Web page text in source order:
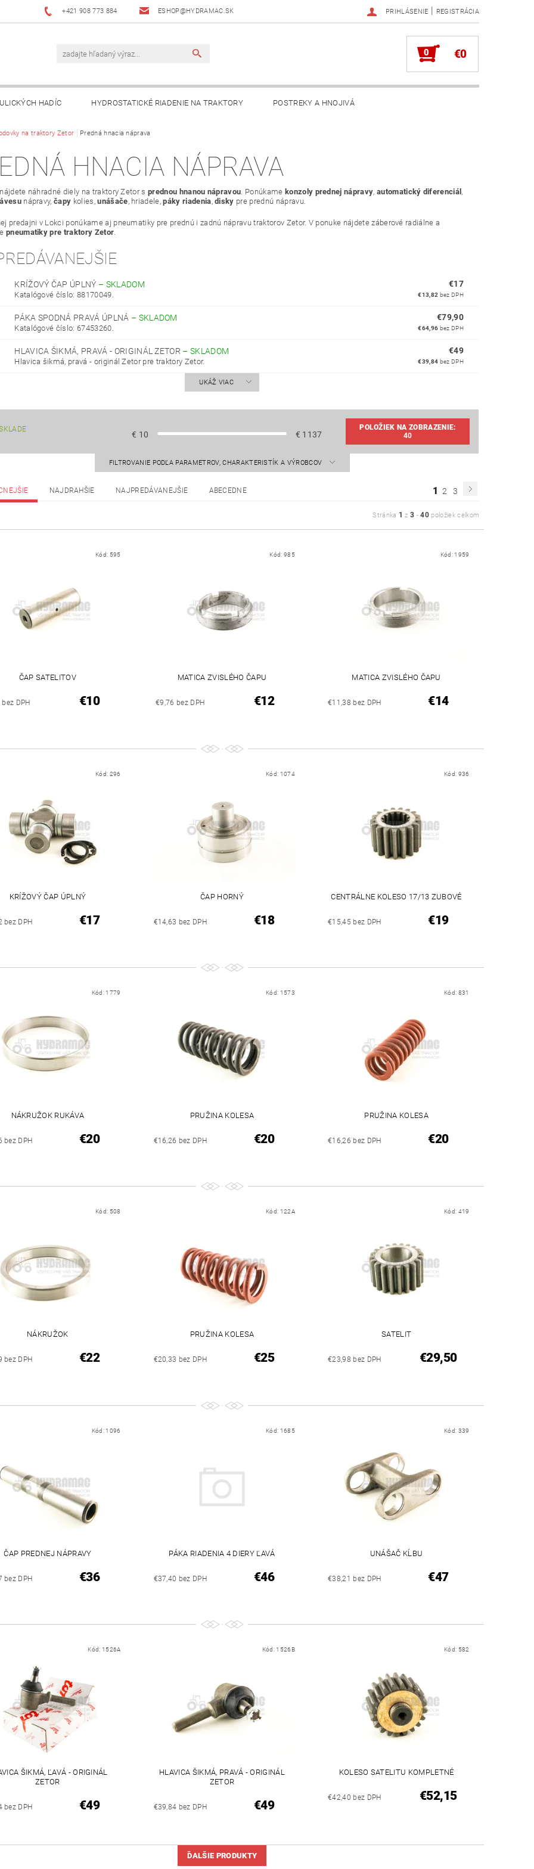
+421 908 773 884 ESHOP@HYDRAMAC.SK PRIHLÁSENIE | REGISTRÁCIA
0 €0
HADÍC HYDROSTATICKÉ RIADENIE NA TRAKTORY POSTREKY A HNOJIVÁ
AKO NAKUPOVAŤ? DÔLEŽITÉ INFORMÁCIE
na traktory Zetor Predná hnacia náprava
HNACIA NÁPRAVA
náhradné diely na traktory Zetor sprednou hnanou nápravou. Ponúkame konzoly prednej nápravy, automatický diferenciál ,
nápravy,čapy kolies,unášače, hriadele,páky riadenia,disky pre prednú nápravu.
predajni v Lokci ponúkame aj pneumatiky pre prednú i zadnú nápravu traktorov Zetor. V ponuke nájdete záberové radiálne a
pneumatiky pre traktory Zetor.
KRÍŽOVÝ ČAP ÚPLNÝ – SKLADOM
Katalógové číslo: 88170049.
€17
€13,82 bez DPH
PÁKA SPODNÁ PRAVÁ ÚPLNÁ – SKLADOM
Katalógové číslo: 67453260.
€79,90
€64,96 bez DPH
HLAVICA ŠIKMÁ, PRAVÁ - ORIGINÁL ZETOR –SKLADOM
Hlavica šikmá, pravá - originál Zetor pre traktory Zetor.
€49
€39,84 bez DPH
UKÁŽ VIAC
€ 10 € 1137
POLOŽIEK NA ZOBRAZENIE:
40
FILTROVANIE PODĽA PARAMETROV, CHARAKTERISTÍK A VÝROBCOV
NAJDRAHŠIE NAJPREDÁVANEJŠIE ABECEDNE 1 2 3
Stránka 1 z3 -40 položiek celkom
Kód: 595
ČAP SATELITOV
DPH €10
Kód:985
MATICA ZVISLÉHO ČAPU
€9,76 bez DPH €12
Kód: 1959
MATICA ZVISLÉHO ČAPU
€11,38 bez DPH €14
Kód: 296
KRÍŽOVÝ ČAP ÚPLNÝ
bez DPH €17
Kód: 1074
ČAP HORNÝ
€14,63 bez DPH €18
Kód: 936
CENTRÁLNE KOLESO 17/13 ZUBOVÉ
€15,45 bez DPH €19
Kód: 1779
NÁKRUŽOK RUKÁVA
bez DPH €20
Kód: 1573
PRUŽINA KOLESA
€16,26 bez DPH €20
Kód: 831
PRUŽINA KOLESA
€16,26 bez DPH €20
Kód: 508
NÁKRUŽOK
bez DPH €22
Kód: 122A
PRUŽINA KOLESA
€20,33 bez DPH €25
Kód: 419
SATELIT
€23,98 bez DPH €29,50
Kód: 1096
ČAP PREDNEJ NÁPRAVY
bez DPH €36
Kód: 1685
PÁKA RIADENIA 4 DIERY ĽAVÁ
€37,40 bez DPH €46
Kód: 339
UNÁŠAČ KĹBU
€38,21 bez DPH €47
Kód: 1526A
ŠIKMÁ, ĽAVÁ - ORIGINÁL
ZETOR
bez DPH €49
Kód: 1526B
HLAVICA ŠIKMÁ, PRAVÁ - ORIGINÁL
ZETOR
€39,84 bez DPH €49
Kód: 582
KOLESO SATELITU KOMPLETNÉ
€42,40 bez DPH €52,15
ĎALŠIE PRODUKTY